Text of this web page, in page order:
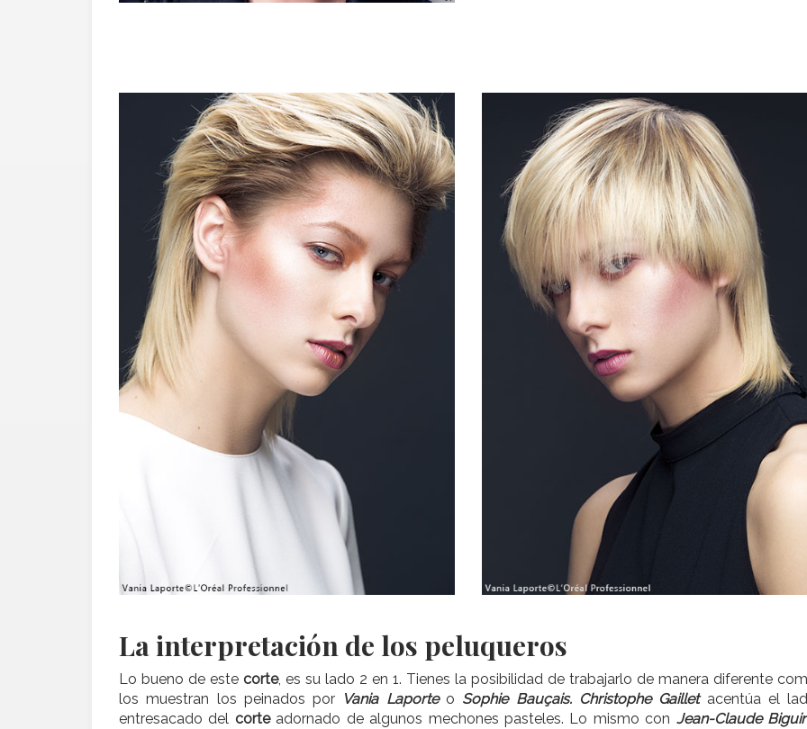
La interpretación de los peluqueros
Lo bueno de este corte, es su lado 2 en 1. Tienes la posibilidad de trabajarlo de manera diferente
los muestran los peinados por Vania Laporteo Sophie Bauçais. Christophe Gailletacentúa el
entresacado del corteadornado de algunos mechones pasteles. Lo mismo con Jean-Claude